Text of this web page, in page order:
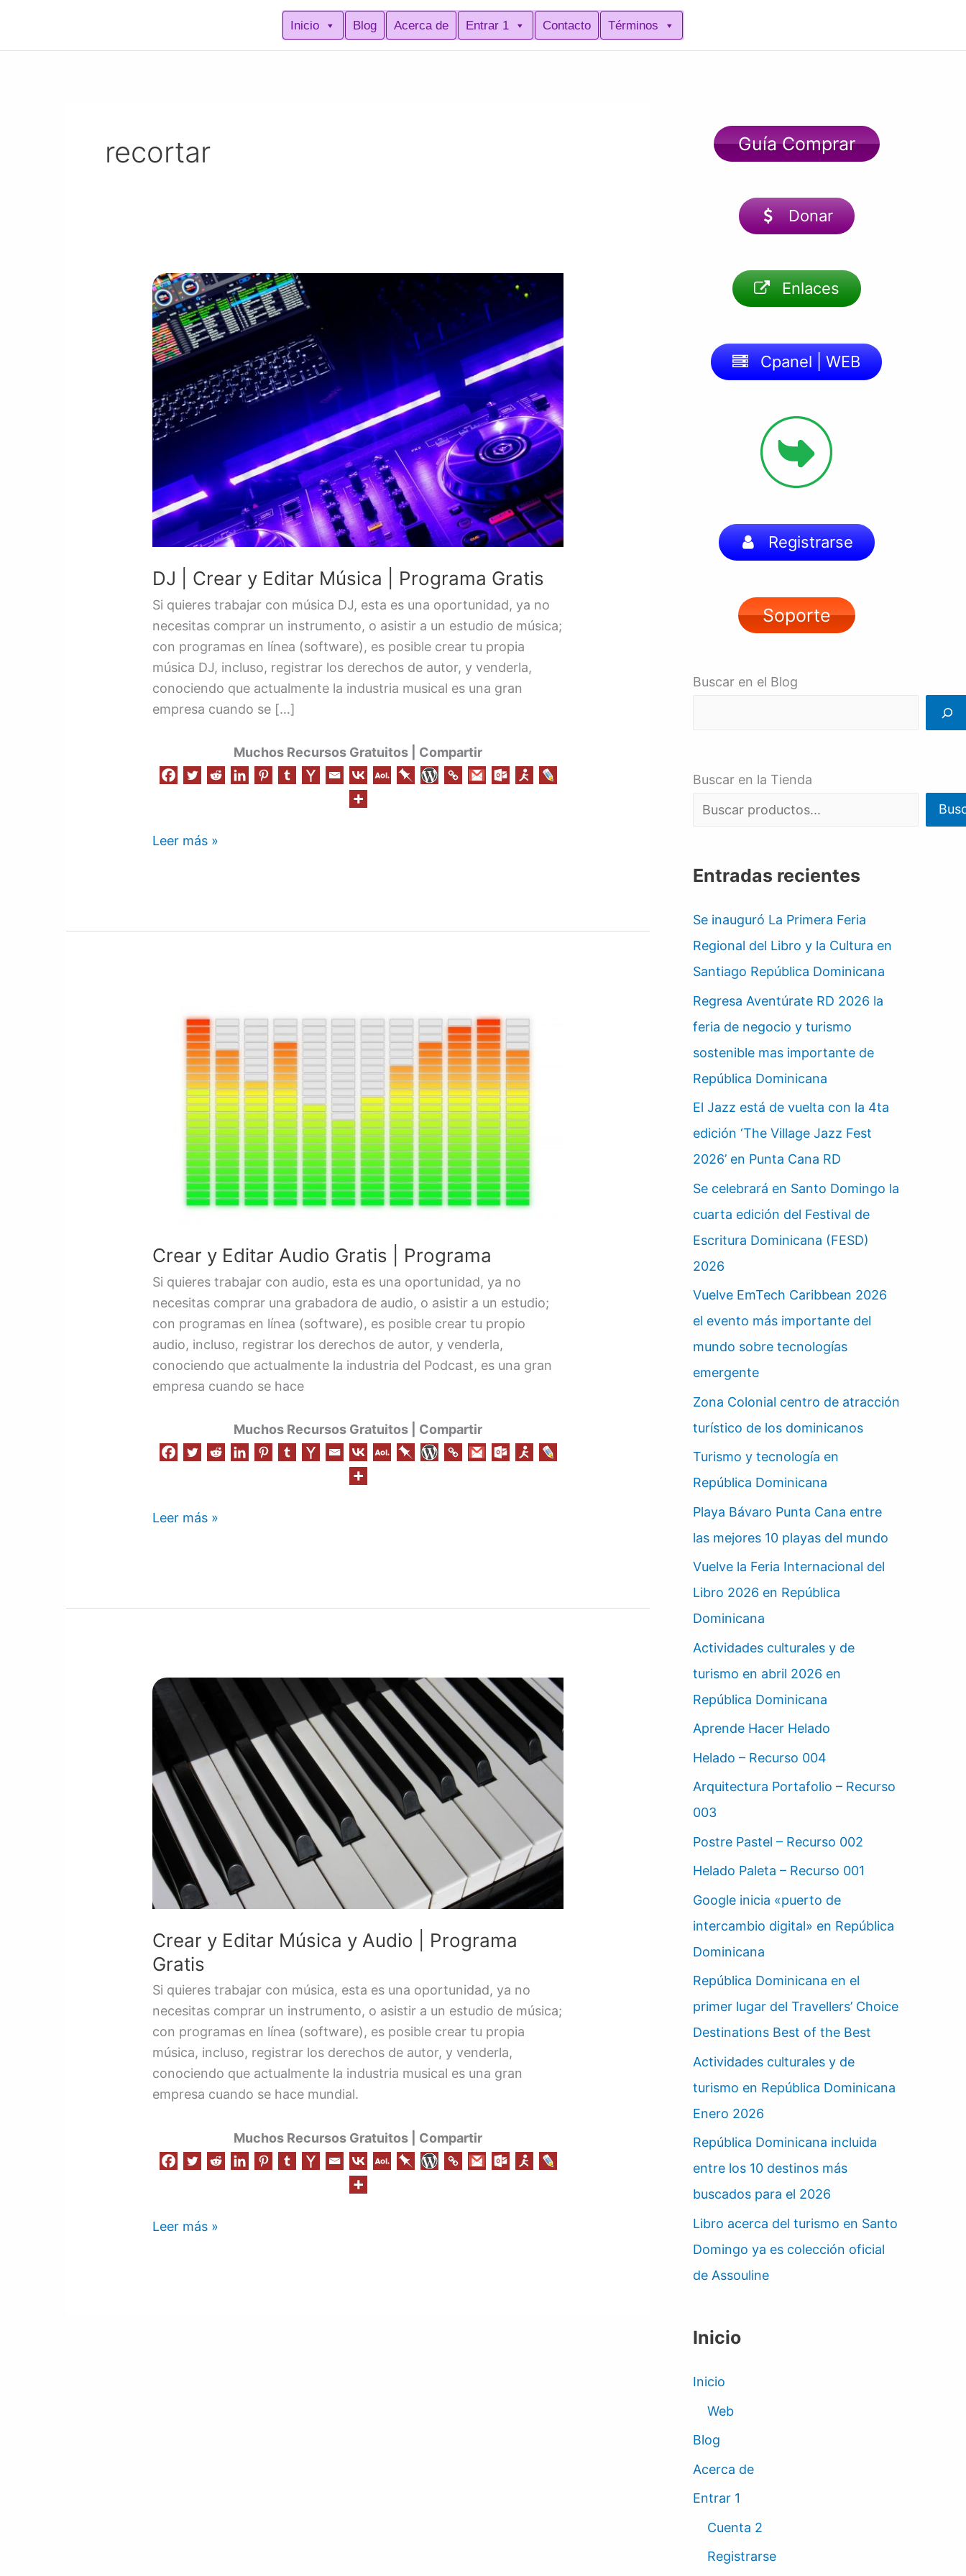
contenido
Inicio Blog Acerca de Entrar 1 Contacto Términos
recortar
DJ | Crear y Editar Música | Programa Gratis
Si quieres trabajar con música DJ, esta es una oportunidad, ya no
necesitas comprar un instrumento, o asistir a un estudio de música;
con programas en línea (software), es posible crear tu propia
música DJ, incluso, registrar los derechos de autor, y venderla,
conociendo que actualmente la industria musical es una gran
empresa cuando se […]
Muchos Recursos Gratuitos | Compartir
DJ
|
Crear
y
Editar
Música
|
Programa
Leer más »
Crear y Editar Audio Gratis | Programa
Si quieres trabajar con audio, esta es una oportunidad, ya no
necesitas comprar una grabadora de audio, o asistir a un estudio;
con programas en línea (software), es posible crear tu propio
audio, incluso, registrar los derechos de autor, y venderla,
conociendo que actualmente la industria del Podcast, es una gran
empresa cuando se hace
Muchos Recursos Gratuitos | Compartir
Editar
Audio
Gratis
Programa
Leer más »
Crear y Editar Música y Audio | Programa
Gratis
Si quieres trabajar con música, esta es una oportunidad, ya no
necesitas comprar un instrumento, o asistir a un estudio de música;
con programas en línea (software), es posible crear tu propia
música, incluso, registrar los derechos de autor, y venderla,
conociendo que actualmente la industria musical es una gran
empresa cuando se hace mundial.
Muchos Recursos Gratuitos | Compartir
Crear
Editar
Música
y
Audio
Programa
Gratis
Leer más »
Guía Comprar
Donar
Enlaces
Cpanel | WEB
Registrarse
Soporte
Buscar en el Blog
Buscar en la Tienda
Entradas recientes
Se inauguró La Primera Feria
Regional del Libro y la Cultura en
Santiago República Dominicana
Regresa Aventúrate RD 2026 la
feria de negocio y turismo
sostenible mas importante de
República Dominicana
El Jazz está de vuelta con la 4ta
edición ‘The Village Jazz Fest
2026’ en Punta Cana RD
Se celebrará en Santo Domingo la
cuarta edición del Festival de
Escritura Dominicana (FESD)
2026
Vuelve EmTech Caribbean 2026
el evento más importante del
mundo sobre tecnologías
emergente
Zona Colonial centro de atracción
turístico de los dominicanos
Turismo y tecnología en
República Dominicana
Playa Bávaro Punta Cana entre
las mejores 10 playas del mundo
Vuelve la Feria Internacional del
Libro 2026 en República
Dominicana
Actividades culturales y de
turismo en abril 2026 en
República Dominicana
Aprende Hacer Helado
Helado – Recurso 004
Arquitectura Portafolio – Recurso
003
Postre Pastel – Recurso 002
Helado Paleta – Recurso 001
Google inicia «puerto de
intercambio digital» en República
Dominicana
República Dominicana en el
primer lugar del Travellers’ Choice
Destinations Best of the Best
Actividades culturales y de
turismo en República Dominicana
Enero 2026
República Dominicana incluida
entre los 10 destinos más
buscados para el 2026
Libro acerca del turismo en Santo
Domingo ya es colección oficial
de Assouline
Inicio
Inicio
Web
Blog
Acerca de
Entrar 1
Cuenta 2
Registrarse